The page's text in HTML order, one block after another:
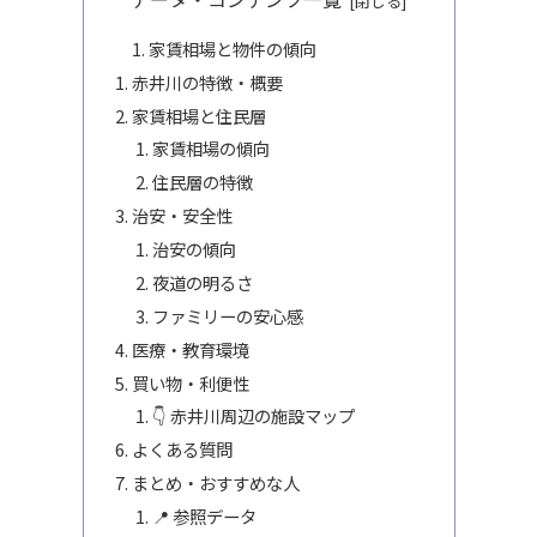
家賃相場と物件の傾向
赤井川の特徴・概要
家賃相場と住民層
家賃相場の傾向
住民層の特徴
治安・安全性
治安の傾向
夜道の明るさ
ファミリーの安心感
医療・教育環境
買い物・利便性
👇 赤井川周辺の施設マップ
よくある質問
まとめ・おすすめな人
📍 参照データ